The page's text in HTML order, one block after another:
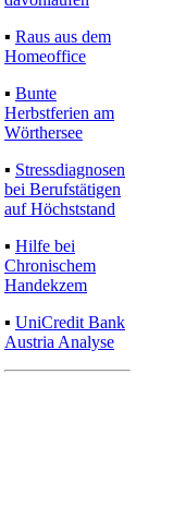
▪ Raus aus dem
Homeoffice
▪ Bunte
Herbstferien am
Wörthersee
▪ Stressdiagnosen
bei Berufstätigen
auf Höchststand
▪ Hilfe bei
Chronischem
Handekzem
▪ UniCredit Bank
Austria Analyse